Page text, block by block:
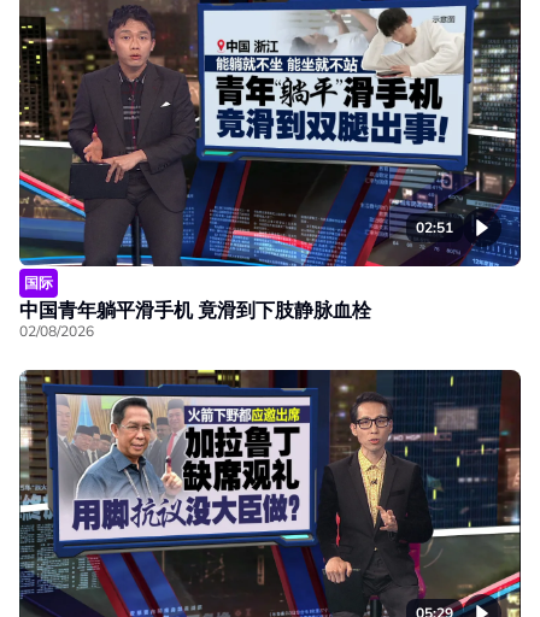
02:51
国际
中国青年躺平滑手机 竟滑到下肢静脉血栓
02/08/2026
05:29